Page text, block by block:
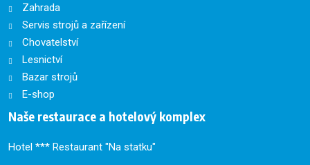
Zahrada
Servis strojů a zařízení
Chovatelství
Lesnictví
Bazar strojů
E-shop
Naše restaurace a hotelový komplex
Hotel *** Restaurant "Na statku"